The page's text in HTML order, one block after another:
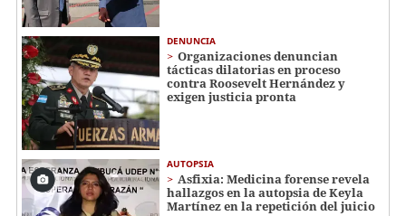
DENUNCIA
Organizaciones denuncian
tácticas dilatorias en proceso
contra Roosevelt Hernández y
exigen justicia pronta
AUTOPSIA
Asfixia: Medicina forense revela
hallazgos en la autopsia de Keyla
Martínez en la repetición del juicio